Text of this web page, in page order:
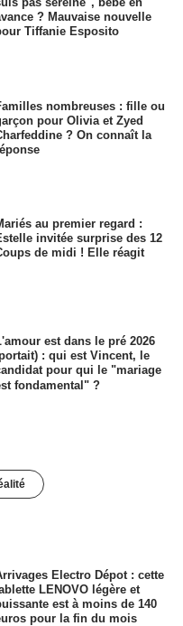
? Mauvaise nouvelle
Tiffanie Esposito
nombreuses : fille ou
pour Olivia et Zyed
? On connaît la
au premier regard :
invitée surprise des 12
de midi ! Elle réagit
est dans le pré 2026
: qui est Vincent, le
pour qui le "mariage
fondamental" ?
Electro Dépot : cette
LENOVO légère et
est à moins de 140
pour la fin du mois